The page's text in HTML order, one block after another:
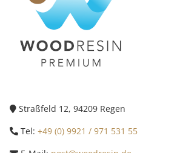
Straßfeld 12, 94209 Regen
Tel: +49 (0) 9921 / 971 531 55